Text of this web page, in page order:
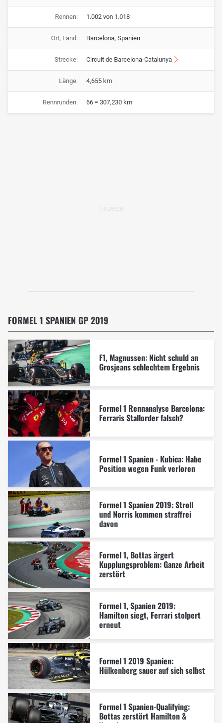
Rennen: 1.002 von 1.018
Ort, Land: Barcelona, Spanien
Strecke: Circuit de Barcelona-Catalunya
Länge: 4,655 km
Rennrunden: 66 = 307,230 km
FORMEL 1 SPANIEN GP 2019
F1, Magnussen: Nicht schuld an
Grosjeans schlechtem Ergebnis
Formel 1 Rennanalyse Barcelona:
Ferraris Stallorder falsch?
Formel 1 Spanien - Kubica: Habe
Position wegen Funk verloren
Formel 1 Spanien 2019: Stroll
und Norris kommen straffrei
davon
Formel 1, Bottas ärgert
Kupplungsproblem: Ganze Arbeit
zerstört
Formel 1, Spanien 2019:
Hamilton siegt, Ferrari stolpert
erneut
Formel 1 2019 Spanien:
Hülkenberg sauer auf sich selbst
Formel 1 Spanien-Qualifying:
Bottas zerstört Hamilton &